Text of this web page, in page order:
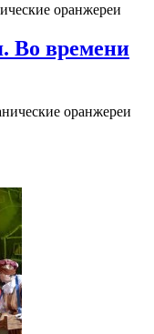
оранжереи
Во времени
оранжереи